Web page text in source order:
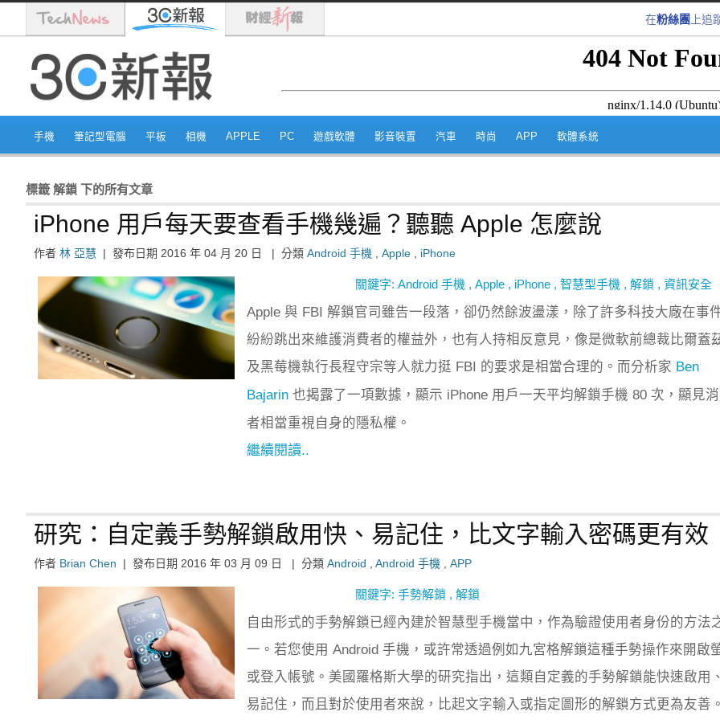
在粉絲團 上追
跳至內容區
手機 筆記型電腦 平板 相機 APPLE PC 遊戲軟體 影音裝置 汽車 時尚 APP 軟體系統
標籤 解鎖 下的所有文章
iPhone 用戶每天要查看手機幾遍？聽聽 Apple 怎麼說
作者 林 亞慧 | 發布日期 2016 年 04 月 20 日 | 分類 Android 手機 Apple iPhone
關鍵字: Android 手機 , Apple , iPhone , 智慧型手機 , 解鎖 , 資訊安全
Apple 與 FBI 解鎖官司雖告一段落，卻仍然餘波盪漾，除了許多科技大廠在事
紛紛跳出來維護消費者的權益外，也有人持相反意見，像是微軟前總裁比爾蓋
及黑莓機執行長程守宗等人就力挺 FBI 的要求是相當合理的。而分析家 Ben
Bajarin 也揭露了一項數據，顯示 iPhone 用戶一天平均解鎖手機 80 次，顯見
者相當重視自身的隱私權。
繼續閱讀..
研究：自定義手勢解鎖啟用快、易記住，比文字輸入密碼更有效
作者 Brian Chen | 發布日期 2016 年 03 月 09 日 | 分類 Android Android 手機 APP
關鍵字: 手勢解鎖 , 解鎖
自由形式的手勢解鎖已經內建於智慧型手機當中，作為驗證使用者身份的方法
一。若您使用 Android 手機，或許常透過例如九宮格解鎖這種手勢操作來開啟
或登入帳號。美國羅格斯大學的研究指出，這類自定義的手勢解鎖能快速啟用
易記住，而且對於使用者來說，比起文字輸入或指定圖形的解鎖方式更為友善。